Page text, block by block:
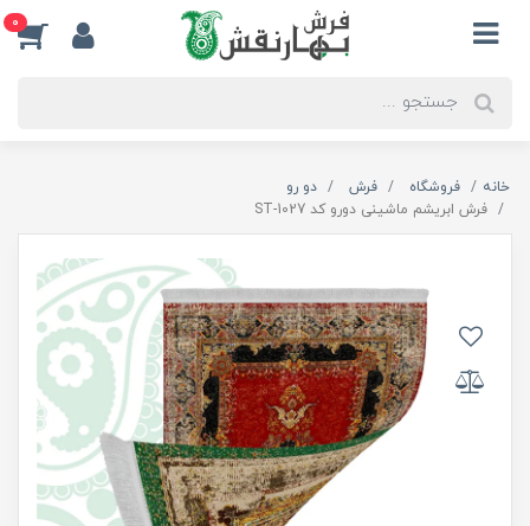
0
خانه فروشگاه فرش
دو رو
فرش ابریشم ماشینی دورو کد ST-1027